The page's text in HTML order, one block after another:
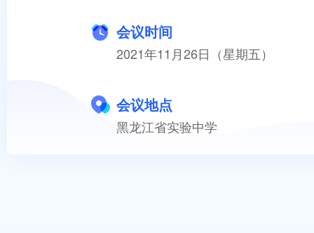
会议时间
2021年11月26日（星期五）
会议地点
黑龙江省实验中学